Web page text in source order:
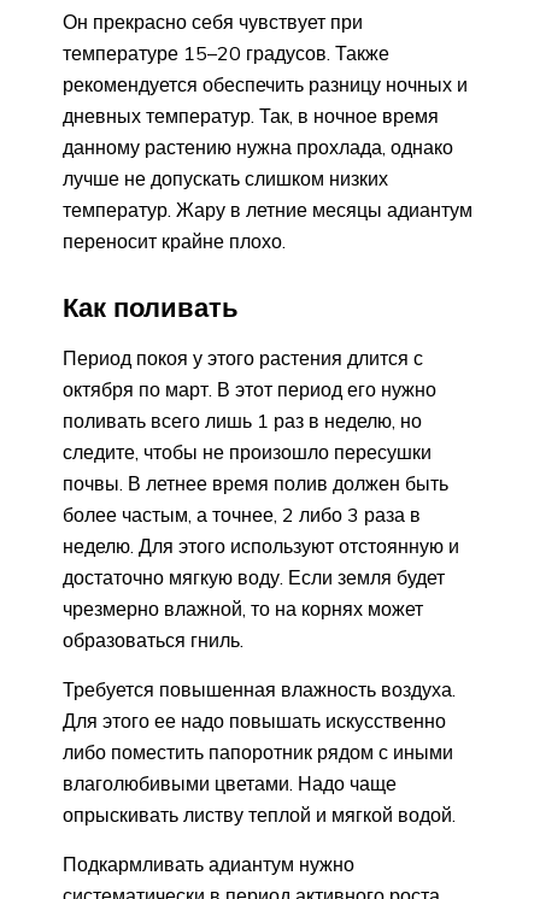
Он прекрасно себя чувствует при
температуре 15–20 градусов. Также
рекомендуется обеспечить разницу ночных и
дневных температур. Так, в ночное время
данному растению нужна прохлада, однако
лучше не допускать слишком низких
температур. Жару в летние месяцы адиантум
переносит крайне плохо.
Как поливать
Период покоя у этого растения длится с
октября по март. В этот период его нужно
поливать всего лишь 1 раз в неделю, но
следите, чтобы не произошло пересушки
почвы. В летнее время полив должен быть
более частым, а точнее, 2 либо 3 раза в
неделю. Для этого используют отстоянную и
достаточно мягкую воду. Если земля будет
чрезмерно влажной, то на корнях может
образоваться гниль.
Требуется повышенная влажность воздуха.
Для этого ее надо повышать искусственно
либо поместить папоротник рядом с иными
влаголюбивыми цветами. Надо чаще
опрыскивать листву теплой и мягкой водой.
Подкармливать адиантум нужно